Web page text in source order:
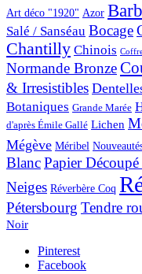
Art déco "1920" Azor
Salé / Sanséau Bocage
Chantilly Chinois
Normande Bronze
& Irresistibles
Botaniques Grande Marée
d'après Émile Gallé Lichen
Mégève Méribel
BlancPapier
Neiges Réverbère Coq
Pétersbourg Tendre
Noir
Pinterest
Facebook